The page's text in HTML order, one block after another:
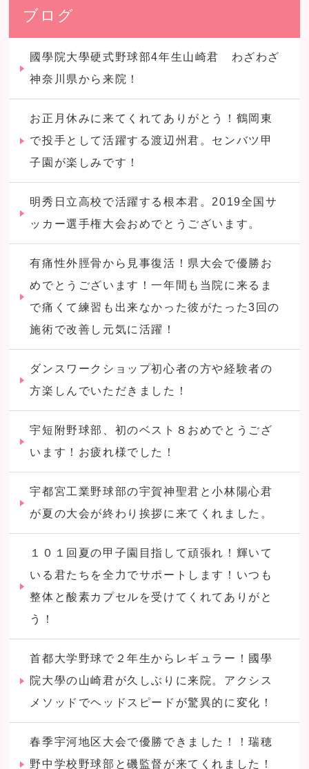
ブログ
國學院大學硬式野球部4年生山崎君 わざわざ
神奈川県から来院！
お正月休みに来てくれてありがとう！鶴岡東
で投手として活躍する渡辺州君。センバツ甲
子園が楽しみです！
明秀日立高校で活躍する根本君。2019全国サ
ッカー選手権大会おめでとうございます。
有痛性外脛骨から見事復活！県大会で優勝お
めでとうございます！一年間も当院に来るま
で痛くて練習も出来なかった彼がたった3回の
施術で改善し元気に活躍！
ダンスワークショップ初心者の方や経験者の
方楽しんでいただきました！
宇短附野球部、初のベスト８おめでとうござ
います！お疲れ様でした！
宇都宮工業野球部の宇賀神聖君と小林陽心君
が夏の大会が終わり挨拶に来てくれました。
１０１回夏の甲子園目指して頑張れ！輝いて
いる君たちを全力でサポートします！いつも
整体と酸素カプセルを受けてくれてありがと
う！
首都大学野球で２年生からレギュラー！國學
院大學の山崎君が久しぶりに来院。アクシス
メソッドでヘッドスピードが驚異的に変化！
春季宇河地区大会で優勝できました！！瑞穂
野中学校野球部と磯監督が来てくれました！